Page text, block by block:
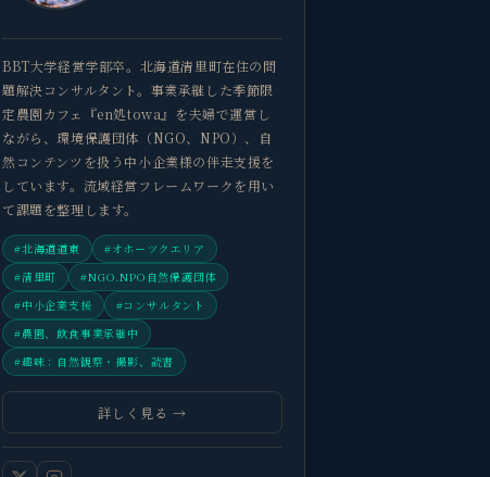
BBT大学経営学部卒。北海道清里町在住の問
題解決コンサルタント。事業承継した季節限
定農園カフェ『en処towa』を夫婦で運営し
ながら、環境保護団体（NGO、NPO）、自
然コンテンツを扱う中小企業様の伴走支援を
しています。流域経営フレームワークを用い
て課題を整理します。
#北海道道東
#オホーツクエリア
#清里町
#NGO.NPO自然保護団体
#中小企業支援
#コンサルタント
#農園、飲食事業承継中
#趣味：自然観察・撮影、読書
詳しく見る →